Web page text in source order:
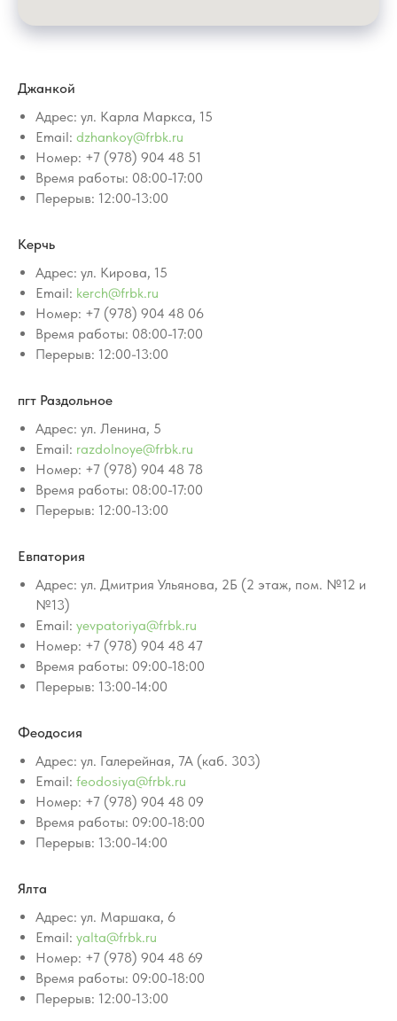
Джанкой
Адрес: ул. Карла Маркса, 15
Email: dzhankoy@frbk.ru
Номер: +7 (978) 904 48 51
Время работы: 08:00-17:00
Перерыв: 12:00-13:00
Керчь
Адрес: ул. Кирова, 15
Email: kerch@frbk.ru
Номер: +7 (978) 904 48 06
Время работы: 08:00-17:00
Перерыв: 12:00-13:00
пгт Раздольное
Адрес: ул. Ленина, 5
Email: razdolnoye@frbk.ru
Номер: +7 (978) 904 48 78
Время работы: 08:00-17:00
Перерыв: 12:00-13:00
Евпатория
Адрес: ул. Дмитрия Ульянова, 2Б (2 этаж, пом. №12 и
№13)
Email: yevpatoriya@frbk.ru
Номер: +7 (978) 904 48 47
Время работы: 09:00-18:00
Перерыв: 13:00-14:00
Феодосия
Адрес: ул. Галерейная, 7А (каб. 303)
Email: feodosiya@frbk.ru
Номер: +7 (978) 904 48 09
Время работы: 09:00-18:00
Перерыв: 13:00-14:00
Ялта
Адрес: ул. Маршака, 6
Email: yalta@frbk.ru
Номер: +7 (978) 904 48 69
Время работы: 09:00-18:00
Перерыв: 12:00-13:00